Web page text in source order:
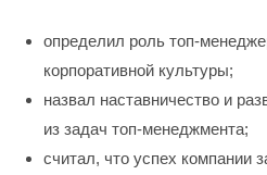
определил роль топ-
корпоративной культуры;
назвал наставничество и
из задач топ-менеджмента;
считал, что успех компании